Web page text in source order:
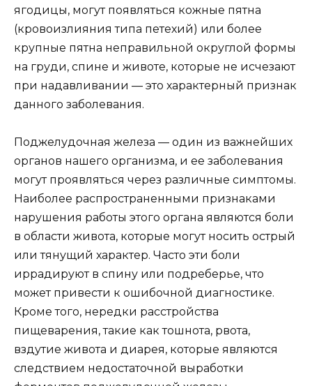
ягодицы, могут появляться кожные пятна
(кровоизлияния типа петехий) или более
крупные пятна неправильной округлой формы
на груди, спине и животе, которые не исчезают
при надавливании — это характерный признак
данного заболевания.
Поджелудочная железа — один из важнейших
органов нашего организма, и ее заболевания
могут проявляться через различные симптомы.
Наиболее распространенными признаками
нарушения работы этого органа являются боли
в области живота, которые могут носить острый
или тянущий характер. Часто эти боли
иррадируют в спину или подреберье, что
может привести к ошибочной диагностике.
Кроме того, нередки расстройства
пищеварения, такие как тошнота, рвота,
вздутие живота и диарея, которые являются
следствием недостаточной выработки